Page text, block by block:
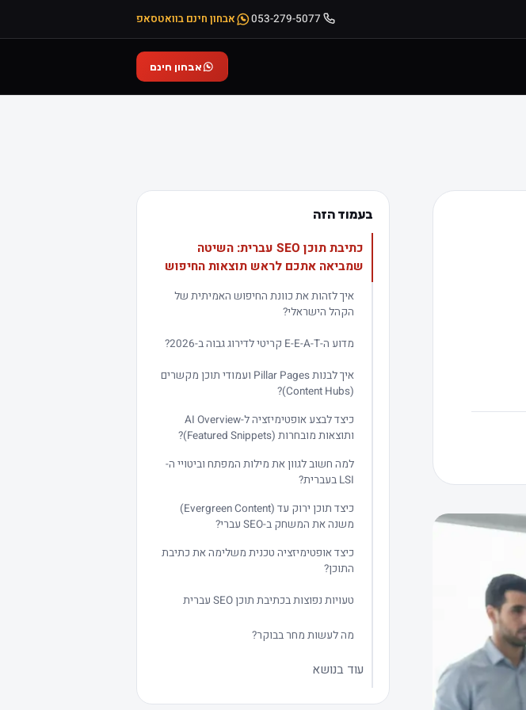
053-279-5077 אבחון חינם בוואטסאפ
אבחון חינם
בעמוד הזה
כתיבת תוכן SEO עברית: השיטה
שמביאה אתכם לראש תוצאות החיפוש
איך לזהות את כוונת החיפוש האמיתית של
הקהל הישראלי?
מדוע ה-E-E-A-T קריטי לדירוג גבוה ב-2026?
איך לבנות Pillar Pages ועמודי תוכן מקשרים
(Content Hubs)?
כיצד לבצע אופטימיזציה ל-AI Overview
ותוצאות מובחרות (Featured Snippets)?
למה חשוב לגוון את מילות המפתח וביטויי ה-
LSI בעברית?
כיצד תוכן ירוק עד (Evergreen Content)
משנה את המשחק ב-SEO עברי?
כיצד אופטימיזציה טכנית משלימה את כתיבת
התוכן?
טעויות נפוצות בכתיבת תוכן SEO עברית
מה לעשות מחר בבוקר?
עוד בנושא